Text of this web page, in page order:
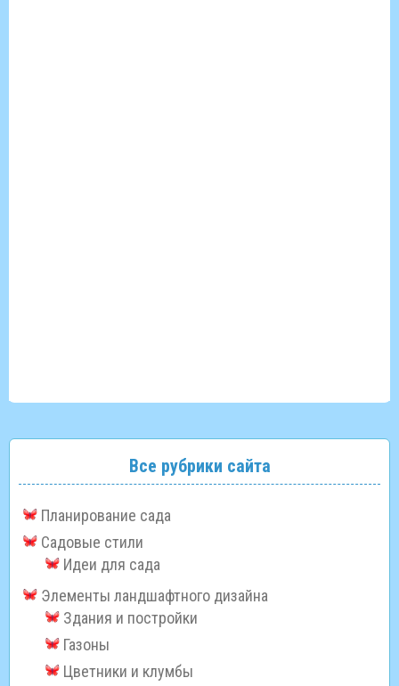
Все рубрики сайта
Планирование сада
Садовые стили
Идеи для сада
Элементы ландшафтного дизайна
Здания и постройки
Газоны
Цветники и клумбы